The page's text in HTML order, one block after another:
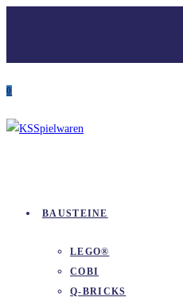
0
BAUSTEINE
LEGO®
COBI
Q-BRICKS